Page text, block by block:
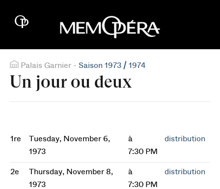
Palais Garnier - Saison 1973 / 1974
Un jour ou deux
1re
Tuesday, November 6,
1973
à
7:30 PM
distribution
2e
Thursday, November 8,
1973
à
7:30 PM
distribution